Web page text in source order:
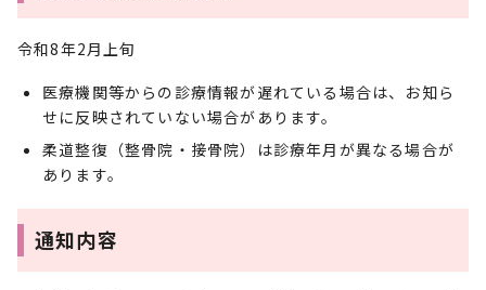
令和8年2月上旬
医療機関等からの診療情報が遅れている場合は、お知ら
せに反映されていない場合があります。
柔道整復（整骨院・接骨院）は診療年月が異なる場合が
あります。
通知内容